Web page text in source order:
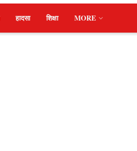
हादसा शिक्षा MORE